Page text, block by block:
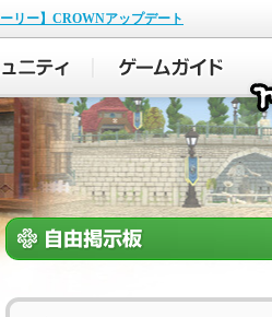
ーリー】CROWNアップデート